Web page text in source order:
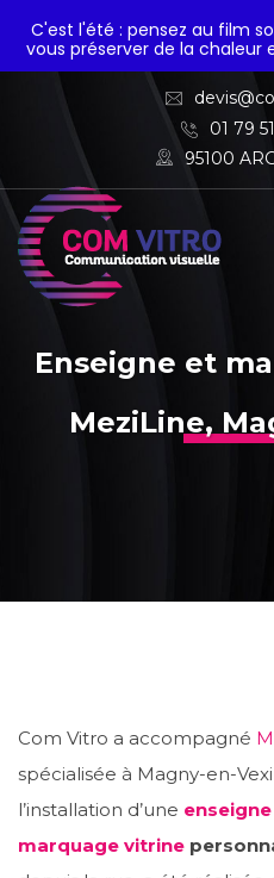
01 79
95100
Enseigne et
MeziLine,
Com Vitro a accompagné
spécialisée à Magny-en-
l’installation d’une enseigne
marquage vitrine
C'est l'été : pensez au film
vous préserver de la chaleur